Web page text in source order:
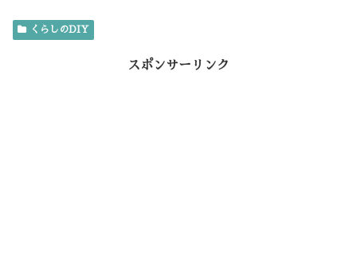
e
b
it
te
a
t
くらしのDIY
スポンサーリンク